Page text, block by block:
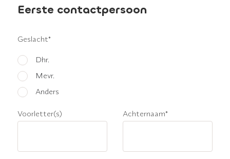
Eerste contactpersoon
Geslacht*
Dhr.
Mevr.
Anders
Voorletter(s) Achternaam*